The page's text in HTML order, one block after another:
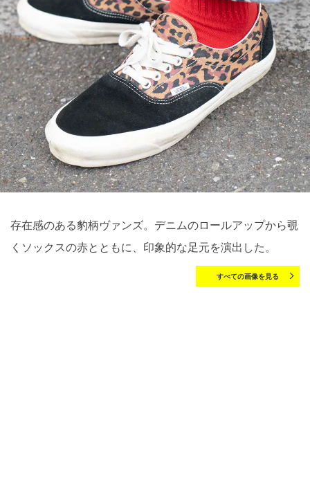
存在感のある豹柄ヴァンズ。デニムのロールアップから覗
くソックスの赤とともに、印象的な足元を演出した。
すべての画像を見る